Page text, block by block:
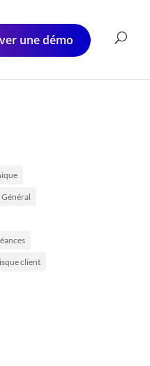
une démo
Général
client